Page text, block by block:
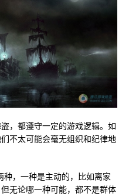
，都遵守一定的游戏逻辑。如
不太可能会毫无组织和纪律地
种，一种是主动的，比如离家
无论哪一种可能，都不是群体